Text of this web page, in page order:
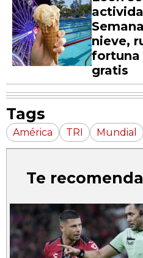
nieve,
fortuna
gratis
Tags
América TRI Mundial
Te